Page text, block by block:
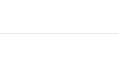
（宇宙の根源大神）より
せていただいております
御神事